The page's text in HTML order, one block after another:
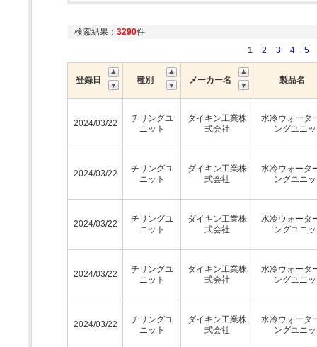
検索結果： 3290件
1
2 3 4 5
登録日 種別 メーカー名 製品名
2024/03/22
チリングユ
ニット
ダイキン工業株
式会社
水冷ウォータ
ングユニ
2024/03/22
チリングユ
ニット
ダイキン工業株
式会社
水冷ウォータ
ングユニ
2024/03/22
チリングユ
ニット
ダイキン工業株
式会社
水冷ウォータ
ングユニ
2024/03/22
チリングユ
ニット
ダイキン工業株
式会社
水冷ウォータ
ングユニ
2024/03/22
チリングユ
ニット
ダイキン工業株
式会社
水冷ウォータ
ングユニ